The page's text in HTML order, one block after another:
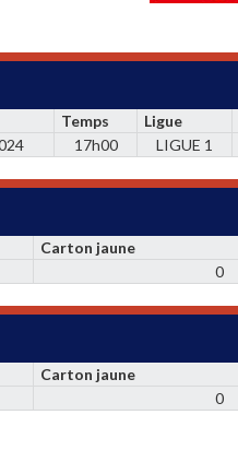
Temps Ligue
17h00 LIGUE 1
Carton jaune
0
Carton jaune
0